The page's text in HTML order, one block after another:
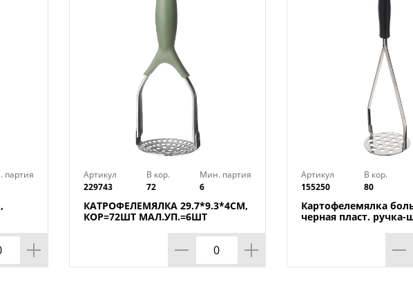
партия
Артикул
229743
В кор.
72
Мин. партия
6
КАТРОФЕЛЕМЯЛКА 29.7*9.3*4СМ,
КОР=72ШТ МАЛ.УП.=6ШТ
Артикул
155250
В кор.
80
Картофелемялка
черная пласт. ручка-